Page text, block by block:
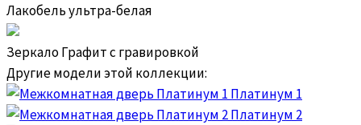
Лакобель ультра-белая
Зеркало Графит с гравировкой
Другие модели этой коллекции:
Платинум 1
Платинум 2